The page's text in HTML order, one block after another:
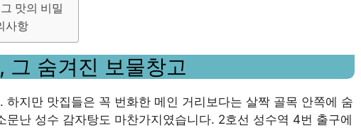
맛의 비밀
사항
그 숨겨진 보물창고
하지만 맛집들은 꼭 번화한 메인 거리보다는 살짝 골목 안쪽에 숨
문난 성수 감자탕도 마찬가지였습니다. 2호선 성수역 4번 출구에